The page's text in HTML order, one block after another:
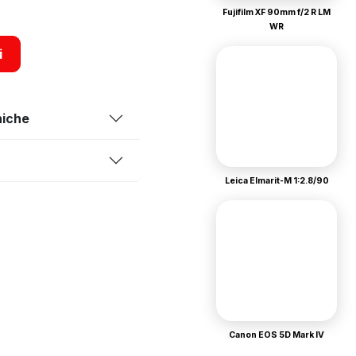
Fujifilm XF 90mm f/2 R LM
WR
Leica Elmarit-M 1:2.8/90
Canon EOS 5D Mark IV